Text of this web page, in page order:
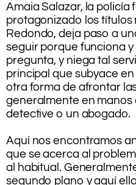
Amaia Salazar, la policía
protagonizado los títulos
Redondo, deja paso a
seguir porque funciona y
pregunta, y niega tal
principal que subyace
otra forma de afrontar
generalmente en manos
detective o un abogado.
Aquí nos encontramos
que se acerca al
al habitual.
segundo plano y aquí